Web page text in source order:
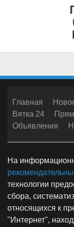
Главная
Вятка 24
Объявления
На
технологии
сбора,
относящихся к
"Интернет",